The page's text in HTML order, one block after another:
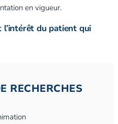
en vigueur.
l’intérêt du patient qui
RECHERCHES